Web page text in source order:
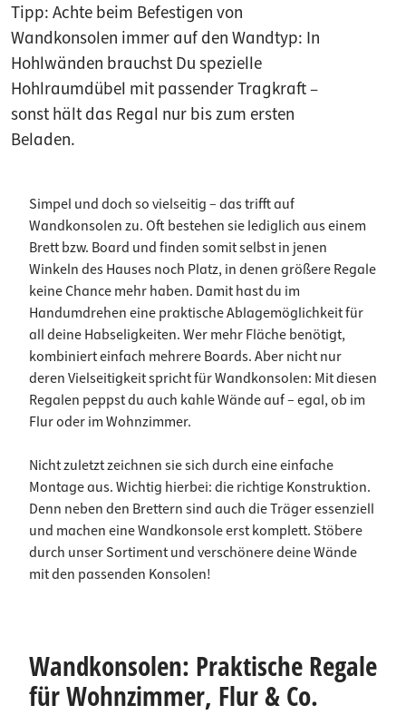
Tipp: Achte beim Befestigen von
Wandkonsolen immer auf den Wandtyp: In
Hohlwänden brauchst Du spezielle
Hohlraumdübel mit passender Tragkraft –
sonst hält das Regal nur bis zum ersten
Beladen.
Simpel und doch so vielseitig – das trifft auf
Wandkonsolen zu. Oft bestehen sie lediglich aus einem
Brett bzw. Board und finden somit selbst in jenen
Winkeln des Hauses noch Platz, in denen größere Regale
keine Chance mehr haben. Damit hast du im
Handumdrehen eine praktische Ablagemöglichkeit für
all deine Habseligkeiten. Wer mehr Fläche benötigt,
kombiniert einfach mehrere Boards. Aber nicht nur
deren Vielseitigkeit spricht für Wandkonsolen: Mit diesen
Regalen peppst du auch kahle Wände auf – egal, ob im
Flur oder im Wohnzimmer.
Nicht zuletzt zeichnen sie sich durch eine einfache
Montage aus. Wichtig hierbei: die richtige Konstruktion.
Denn neben den Brettern sind auch die Träger essenziell
und machen eine Wandkonsole erst komplett. Stöbere
durch unser Sortiment und verschönere deine Wände
mit den passenden Konsolen!
Wandkonsolen: Praktische Regale
für Wohnzimmer, Flur & Co.